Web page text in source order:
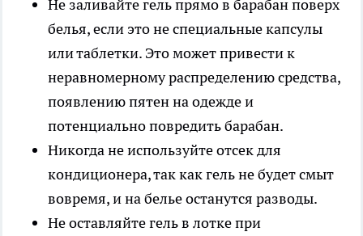
Не заливайте гель прямо в барабан поверх
белья, если это не специальные капсулы
или таблетки. Это может привести к
неравномерному распределению средства,
появлению пятен на одежде и
потенциально повредить барабан.
Никогда не используйте отсек для
кондиционера, так как гель не будет смыт
вовремя, и на белье останутся разводы.
Не оставляйте гель в лотке при